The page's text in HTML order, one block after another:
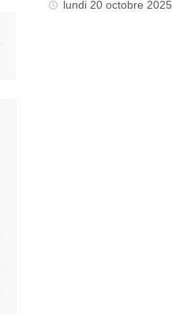
lundi 20 octobre 2025